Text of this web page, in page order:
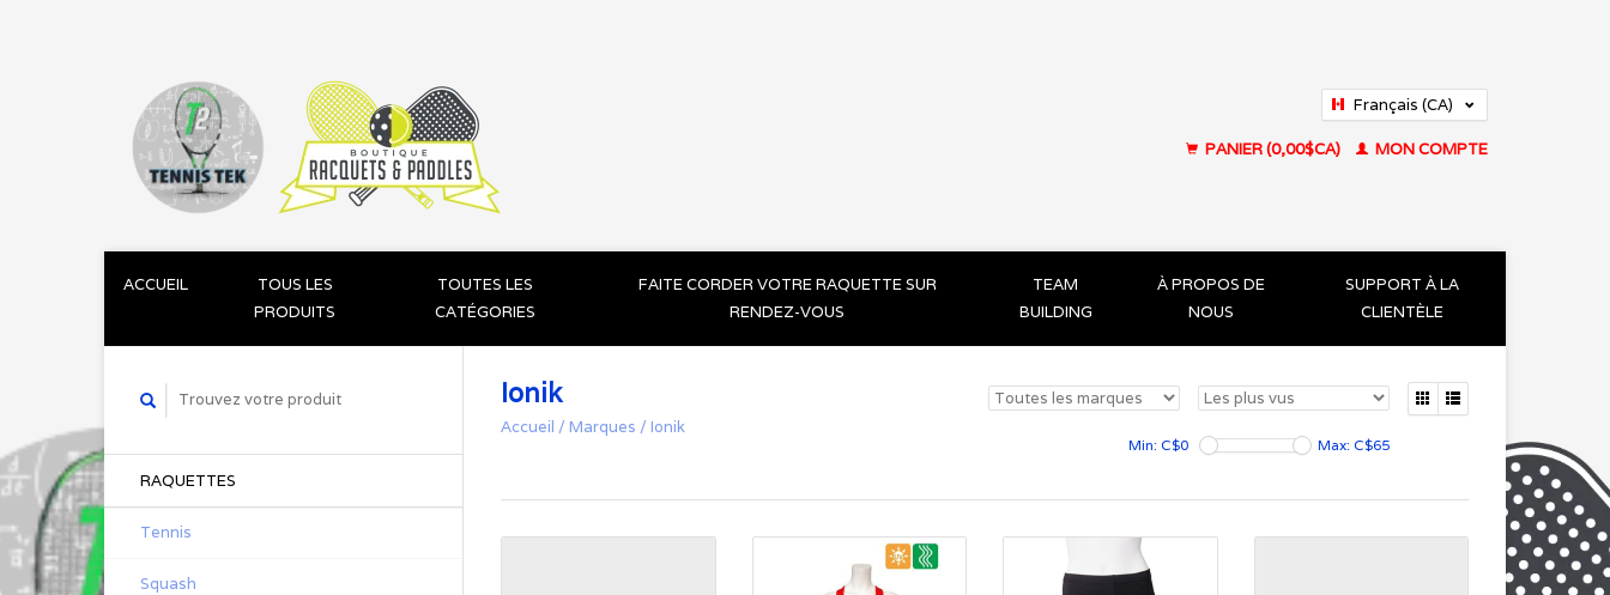
Français (CA)
PANIER (0,00$CA)
MON COMPTE
ACCUEIL
TOUS LES
PRODUITS
TOUTES LES
CATÉGORIES
FAITE CORDER VOTRE RAQUETTE SUR
RENDEZ-VOUS
TEAM
BUILDING
À PROPOS DE
NOUS
SUPPORT À LA
CLIENTÈLE
RAQUETTES
Tennis
Squash
Ionik
Accueil / Marques / Ionik
Min: C$0 Max: C$65